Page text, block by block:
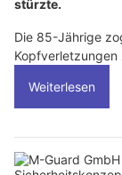
stürzte.
Die 85-Jährige
Kopfverletzungen
Weiterlesen